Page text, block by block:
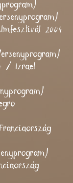
2004
/ Izrael